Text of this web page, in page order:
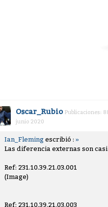
Oscar_Rubio Publicaciones:
junio 2020
Ian_Fleming escribió : »
Las diferencia externas son
Ref: 231.10.39.21.03.001
(Image)
Ref: 231.10.39.21.03.003